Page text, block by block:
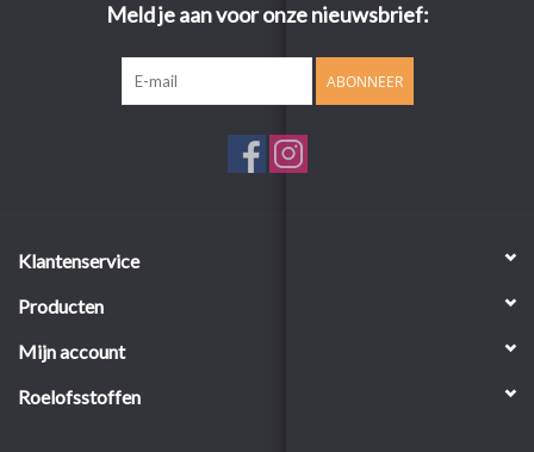
Meld je aan voor onze nieuwsbrief:
ABONNEER
Klantenservice
Producten
Mijn account
Roelofsstoffen